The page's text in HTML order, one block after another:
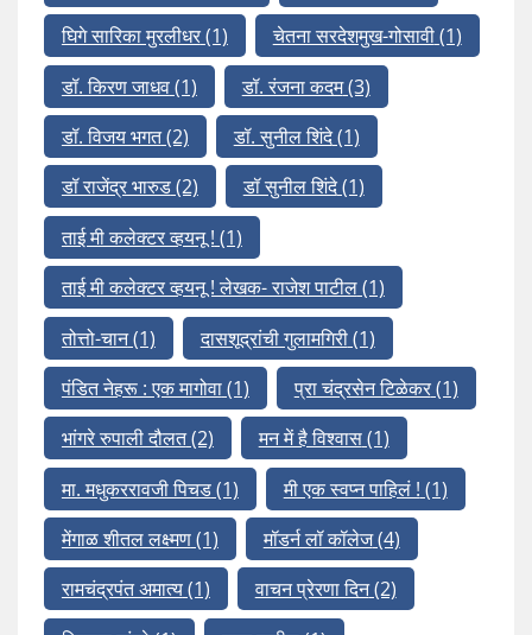
घिगे सारिका मुरलीधर(1) चेतना सरदेशमुख-गोसावी(1)
डॉ. किरण जाधव(1) डॉ. रंजना कदम(3)
डॉ. विजय भगत(2) डॉ. सुनील शिंदे(1)
डॉ राजेंद्र भारुड(2) डॉ सुनील शिंदे(1)
ताई मी कलेक्टर व्हयनू ! (1)
ताई मी कलेक्टर व्हयनू ! लेखक- राजेश पाटील(1)
तोत्तो-चान(1) दासशूद्रांची गुलामगिरी(1)
पंडित नेहरू : एक मागोवा(1) प्रा चंद्रसेन टिळेकर(1)
भांगरे रुपाली दौलत(2) मन में है विश्वास(1)
मा. मधुकररावजी पिचड(1) मी एक स्वप्न पाहिलं ! (1)
मेंगाळ शीतल लक्ष्मण(1) मॉडर्न लॉ कॉलेज(4)
रामचंद्रपंत अमात्य(1) वाचन प्रेरणा दिन(2)